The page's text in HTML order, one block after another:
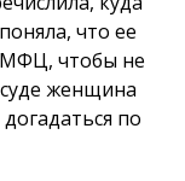
что ее
МФЦ, чтобы не
женщина
по